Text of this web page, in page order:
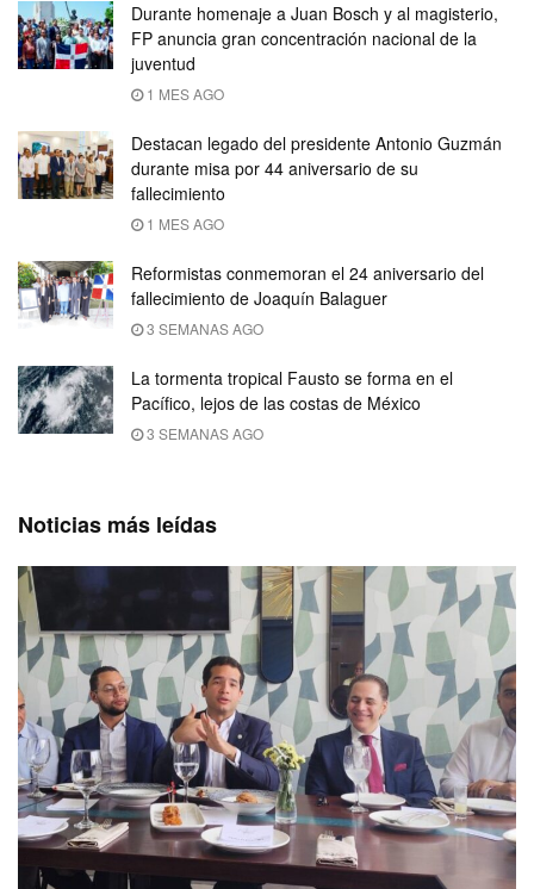
Durante homenaje a Juan Bosch y al magisterio,
FP anuncia gran concentración nacional de la
juventud
1 MES AGO
Destacan legado del presidente Antonio Guzmán
durante misa por 44 aniversario de su
fallecimiento
1 MES AGO
Reformistas conmemoran el 24 aniversario del
fallecimiento de Joaquín Balaguer
3 SEMANAS AGO
La tormenta tropical Fausto se forma en el
Pacífico, lejos de las costas de México
3 SEMANAS AGO
Noticias más leídas